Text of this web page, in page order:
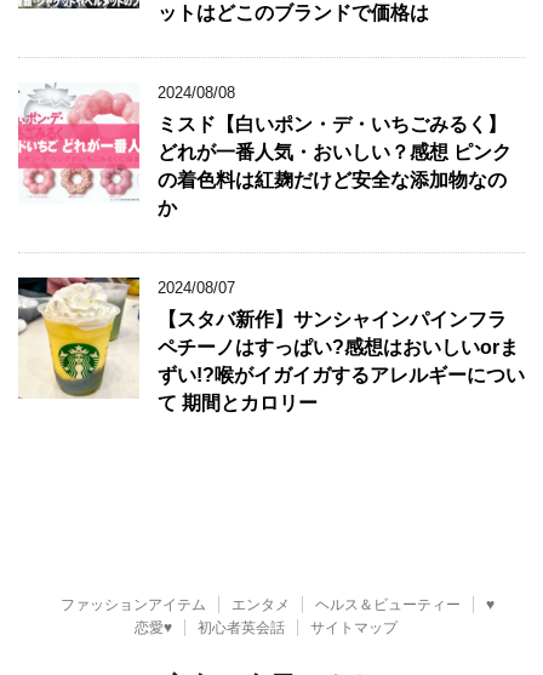
ットはどこのブランドで価格は
2024/08/08
ミスド【白いポン・デ・いちごみるく】
どれが一番人気・おいしい？感想 ピンク
の着色料は紅麹だけど安全な添加物なの
か
2024/08/07
【スタバ新作】サンシャインパインフラ
ペチーノはすっぱい?感想はおいしいorま
ずい!?喉がイガイガするアレルギーについ
て 期間とカロリー
ファッションアイテム エンタメ ヘルス＆ビューティー
♥
恋愛♥
初心者英会話 サイトマップ